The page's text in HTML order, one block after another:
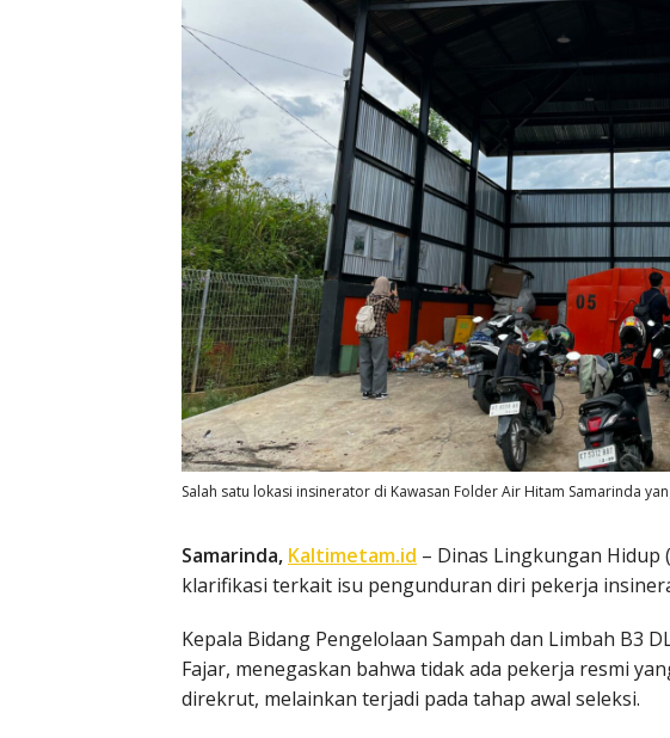
Salah satu lokasi insinerator di Kawasan Folder Air Hitam Samarinda
Samarinda, Kaltimetam.id – Dinas Lingkungan Hidup
klarifikasi terkait isu pengunduran diri pekerja
Kepala Bidang Pengelolaan Sampah dan Limbah B3
Fajar, menegaskan bahwa tidak ada pekerja resmi
direkrut, melainkan terjadi pada tahap awal seleksi.